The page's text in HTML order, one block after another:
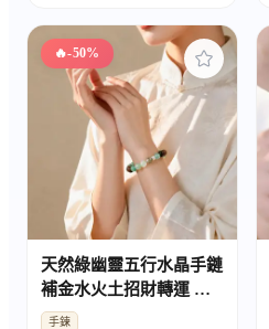
🔥-50%
天然綠幽靈五行水晶手鏈
補金水火土招財轉運 情
侶款好運手串禮物
手鍊